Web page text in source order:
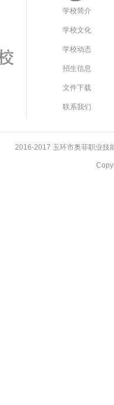
学校简介
学校文化
学校动态
招生信息
文件下载
联系我们
2016-2017 玉环市奥菲职业